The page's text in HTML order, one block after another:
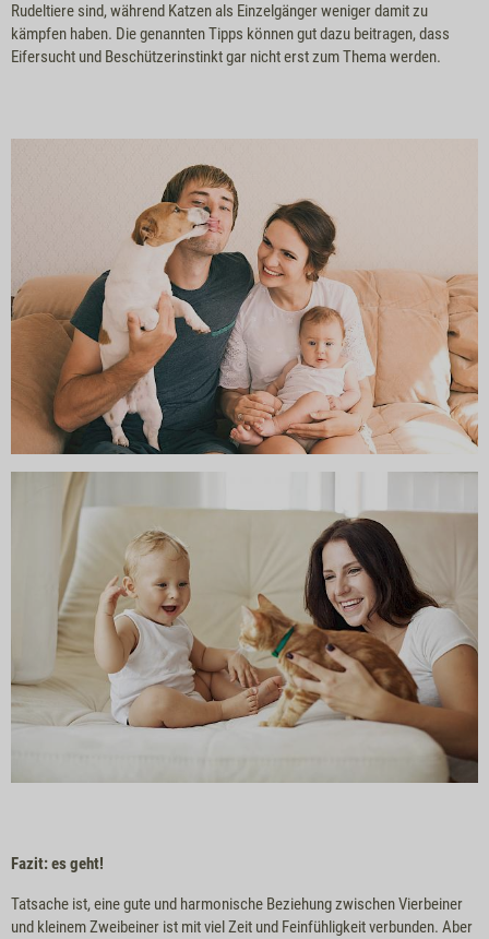
Rudeltiere sind, während Katzen als Einzelgänger weniger damit zu
kämpfen haben. Die genannten Tipps können gut dazu beitragen, dass
Eifersucht und Beschützerinstinkt gar nicht erst zum Thema werden.
Fazit: es geht!
Tatsache ist, eine gute und harmonische Beziehung zwischen Vierbeiner
und kleinem Zweibeiner ist mit viel Zeit und Feinfühligkeit verbunden. Aber